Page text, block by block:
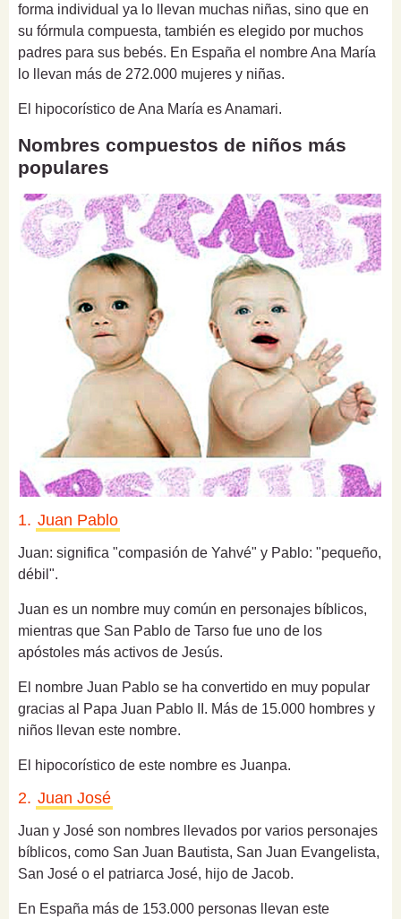
forma individual ya lo llevan muchas niñas, sino que en
su fórmula compuesta, también es elegido por muchos
padres para sus bebés. En España el nombre Ana María
lo llevan más de 272.000 mujeres y niñas.
El hipocorístico de Ana María es Anamari.
Nombres compuestos de niños más
populares
1. Juan Pablo
Juan: significa "compasión de Yahvé" y Pablo: "pequeño,
débil".
Juan es un nombre muy común en personajes bíblicos,
mientras que San Pablo de Tarso fue uno de los
apóstoles más activos de Jesús.
El nombre Juan Pablo se ha convertido en muy popular
gracias al Papa Juan Pablo II. Más de 15.000 hombres y
niños llevan este nombre.
El hipocorístico de este nombre es Juanpa.
2. Juan José
Juan y José son nombres llevados por varios personajes
bíblicos, como San Juan Bautista, San Juan Evangelista,
San José o el patriarca José, hijo de Jacob.
En España más de 153.000 personas llevan este